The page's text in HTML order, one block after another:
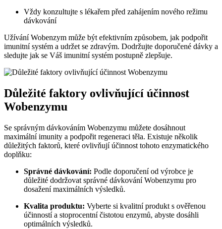
Vždy konzultujte s lékařem před zahájením nového režimu
dávkování
Užívání Wobenzym může být efektivním způsobem, jak podpořit
imunitní systém a udržet se zdravým. Dodržujte doporučené dávky a
sledujte jak se Váš imunitní systém postupně zlepšuje.
Důležité faktory ovlivňující účinnost
Wobenzymu
Se správným dávkováním Wobenzymu můžete dosáhnout
maximální imunity a podpořit regeneraci těla. Existuje několik
důležitých faktorů, které ovlivňují účinnost tohoto enzymatického
doplňku:
Správné dávkování: Podle doporučení od výrobce je
důležité dodržovat správné dávkování Wobenzymu pro
dosažení maximálních výsledků.
Kvalita produktu: Vyberte si kvalitní produkt s ověřenou
účinností a stoprocentní čistotou enzymů, abyste dosáhli
optimálních výsledků.